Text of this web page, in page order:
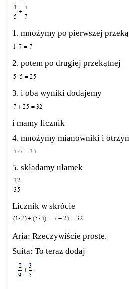
1. mnożymy po pierwszej
2. potem po drugiej przekątnej
3. i oba wyniki dodajemy
i mamy licznik
4. mnożymy mianowniki i
5. składamy ułamek
Licznik w skrócie
Aria: Rzeczywiście proste.
Suita: To teraz dodaj